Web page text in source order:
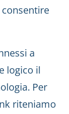
a
logico il
Per
riteniamo